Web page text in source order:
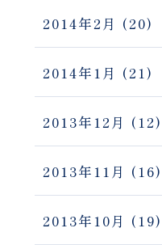
2014年2月 (20)
2014年1月 (21)
2013年12月 (12)
2013年11月 (16)
2013年10月 (19)